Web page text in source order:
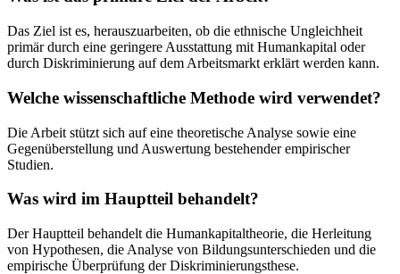
Das Ziel ist es, herauszuarbeiten, ob die ethnische Ungleichheit
primär durch eine geringere Ausstattung mit Humankapital oder
durch Diskriminierung auf dem Arbeitsmarkt erklärt werden kann.
Welche wissenschaftliche Methode wird verwendet?
Die Arbeit stützt sich auf eine theoretische Analyse sowie eine
Gegenüberstellung und Auswertung bestehender empirischer
Studien.
Was wird im Hauptteil behandelt?
Der Hauptteil behandelt die Humankapitaltheorie, die Herleitung
von Hypothesen, die Analyse von Bildungsunterschieden und die
empirische Überprüfung der Diskriminierungsthese.